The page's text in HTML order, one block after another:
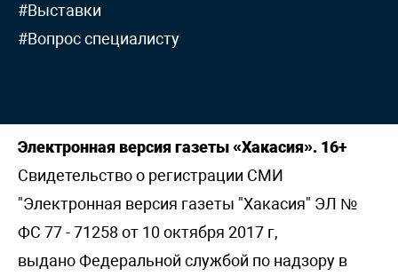
#Выставки
#Вопрос специалисту
Электронная версия газеты «Хакасия». 16+
Свидетельство о регистрации СМИ
"Электронная версия газеты "Хакасия" ЭЛ №
ФС 77 - 71258 от 10 октября 2017 г,
выдано Федеральной службой по надзору в